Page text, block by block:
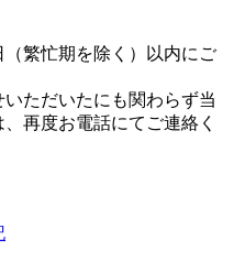
繁忙期を除く）以内にご
ただいたにも関わらず当
再度お電話にてご連絡く